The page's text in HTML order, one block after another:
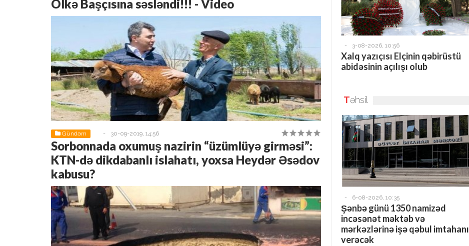
Ölkə Başçısına səsləndi!!! - Video
Gündəm - 30-09-2019, 14:56
Sorbonnada oxumuş nazirin “üzümlüyə girməsi”:
KTN-də dikdabanlı islahatı, yoxsa Heydər Əsədov
kabusu?
- 3-08-2026, 10:56
Xalq yazıçısı Elçinin qəbirüstü
abidəsinin açılışı olub
Təhsil
- 6-08-2026, 10:35
Şənbə günü 1350 namizəd
incəsənət məktəb və
mərkəzlərinə işə qəbul imtahanı
verəcək